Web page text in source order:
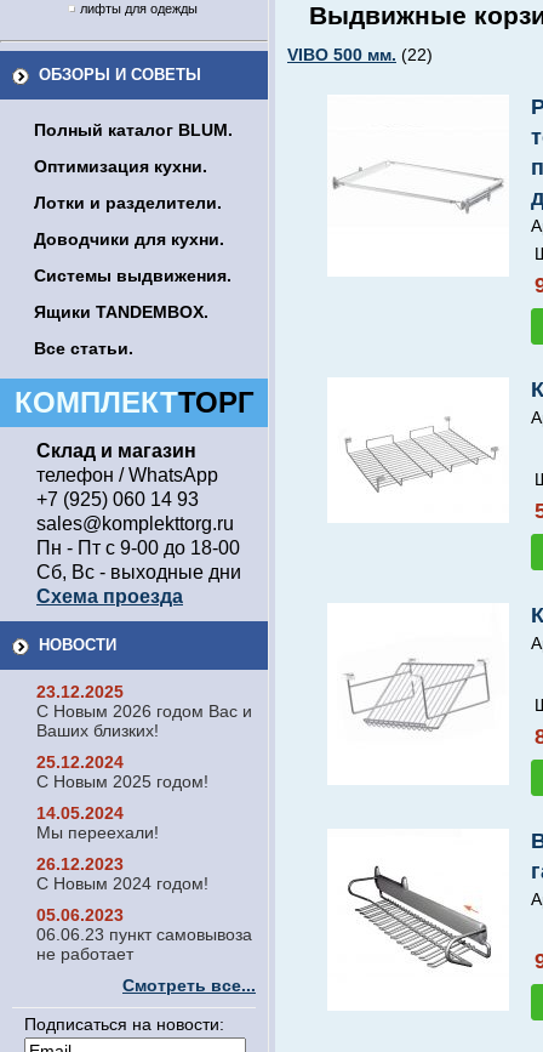
лифты для одежды
ОБЗОРЫ И СОВЕТЫ
Полный каталог BLUM.
Оптимизация кухни.
Лотки и разделители.
Доводчики для кухни.
Системы выдвижения.
Ящики TANDEMBOX.
Все статьи.
КОМПЛЕКТТОРГ
Склад и магазин
телефон / WhatsApp
+7 (925) 060 14 93
sales@komplekttorg.ru
Пн - Пт с 9-00 до 18-00
Сб, Вс - выходные дни
Схема проезда
НОВОСТИ
23.12.2025
С Новым 2026 годом Вас и
Ваших близких!
25.12.2024
С Новым 2025 годом!
14.05.2024
Мы переехали!
26.12.2023
С Новым 2024 годом!
05.06.2023
06.06.23 пункт самовывоза
не работает
Смотреть все...
Подписаться на новости:
Выдвижные
VIBO 500 мм. (22)